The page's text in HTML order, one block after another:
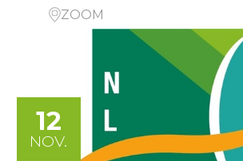
ZOOM
12
NOV.